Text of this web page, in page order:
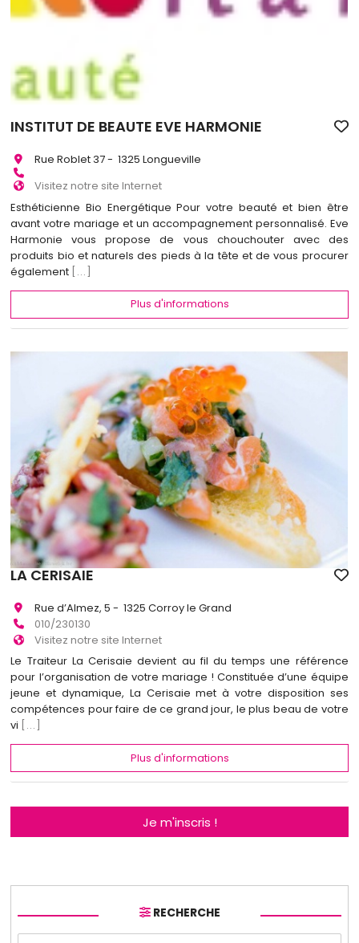
INSTITUT DE BEAUTE EVE HARMONIE
Rue Roblet 37 - 1325 Longueville
Visitez notre site Internet
Esthéticienne Bio Energétique Pour votre beauté et bien être
avant votre mariage et un accompagnement personnalisé. Eve
Harmonie vous propose de vous chouchouter avec des
produits bio et naturels des pieds à la tête et de vous procurer
également [...]
Plus d'informations
LA CERISAIE
Rue d’Almez, 5 - 1325 Corroy le Grand
010/230130
Visitez notre site Internet
Le Traiteur La Cerisaie devient au fil du temps une référence
pour l’organisation de votre mariage ! Constituée d’une équipe
jeune et dynamique, La Cerisaie met à votre disposition ses
compétences pour faire de ce grand jour, le plus beau de votre
vi
[...]
Plus d'informations
Je m'inscris !
RECHERCHE